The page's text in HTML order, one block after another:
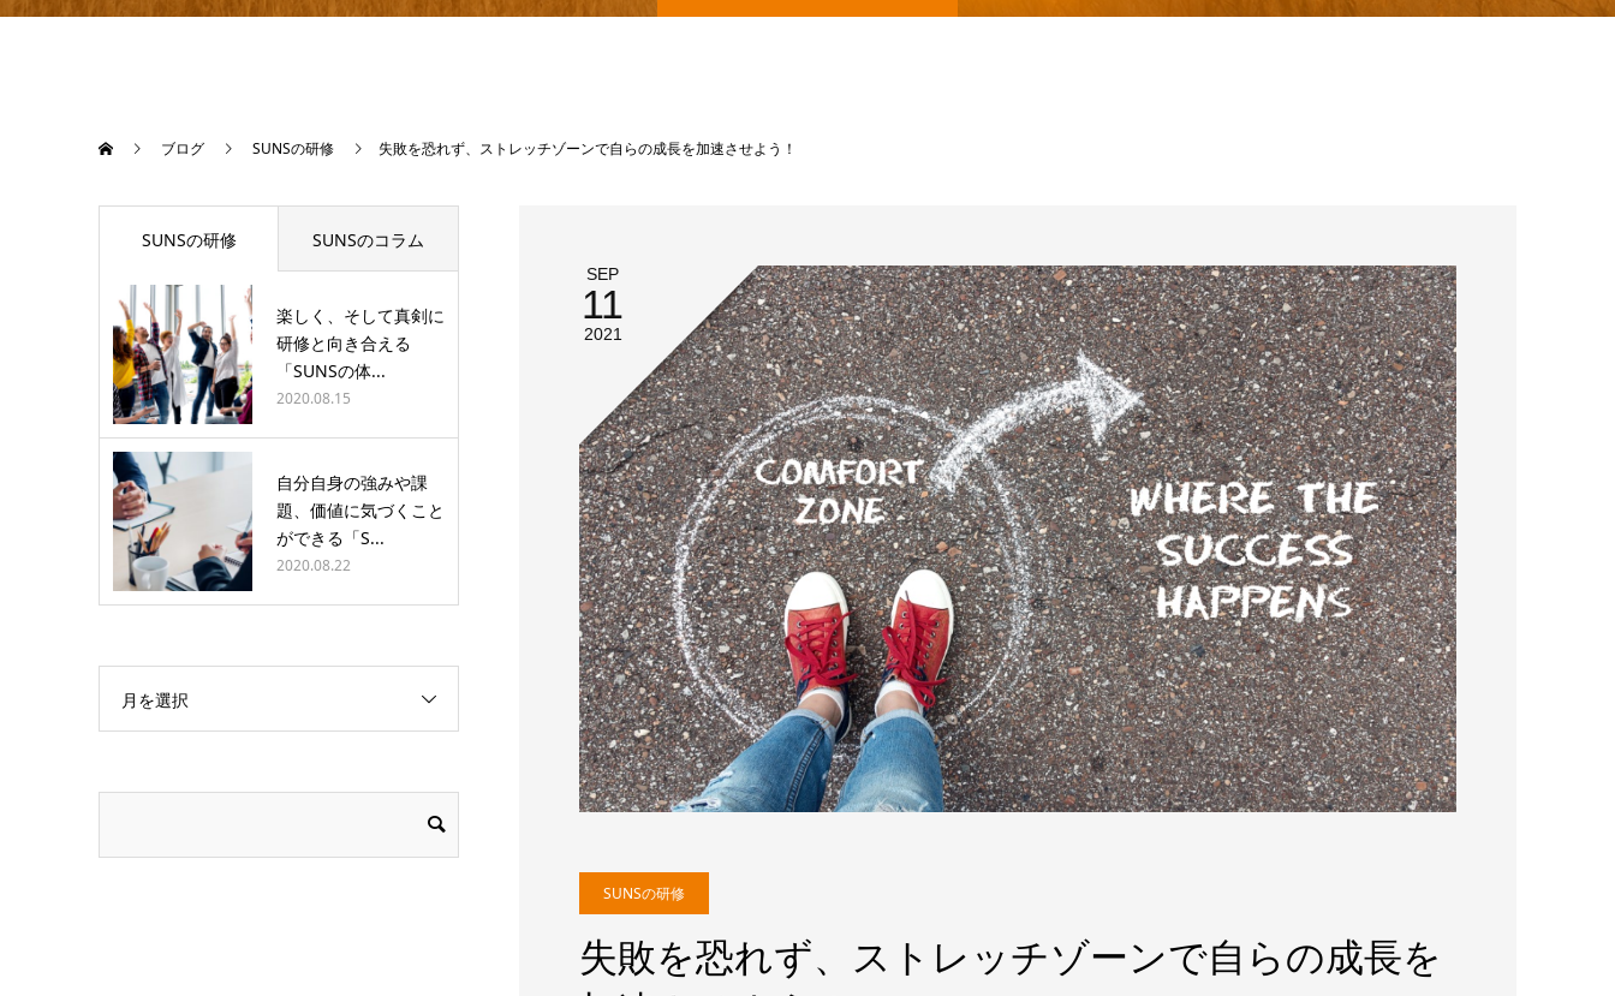
ブログ SUNSの研修 失敗を恐れず、ストレッチゾーンで自らの成長を加速させよう！
SEP
11
2021
SUNSの研修
失敗を恐れず、ストレッチゾーンで自らの成長を
SUNSの研修 SUNSのコラム
楽しく、そして真剣に
研修と向き合える
「SUNSの体...
2020.08.15
自分自身の強みや課
題、価値に気づくこと
ができる「S...
2020.08.22
月を選択